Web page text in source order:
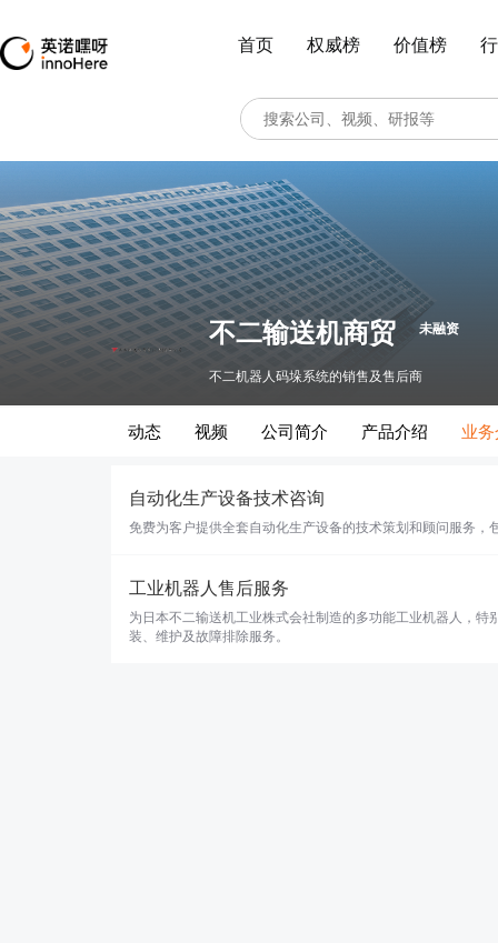
首页 权威榜 价值榜
不二输送机商贸 未融资
不二机器人码垛系统的销售及售后商
动态 视频 公司简介 产品介绍 业
自动化生产设备技术咨询
免费为客户提供全套自动化生产设备的技术策划和顾问服务
工业机器人售后服务
为日本不二输送机工业株式会社制造的多功能工业机器人，
装、维护及故障排除服务。